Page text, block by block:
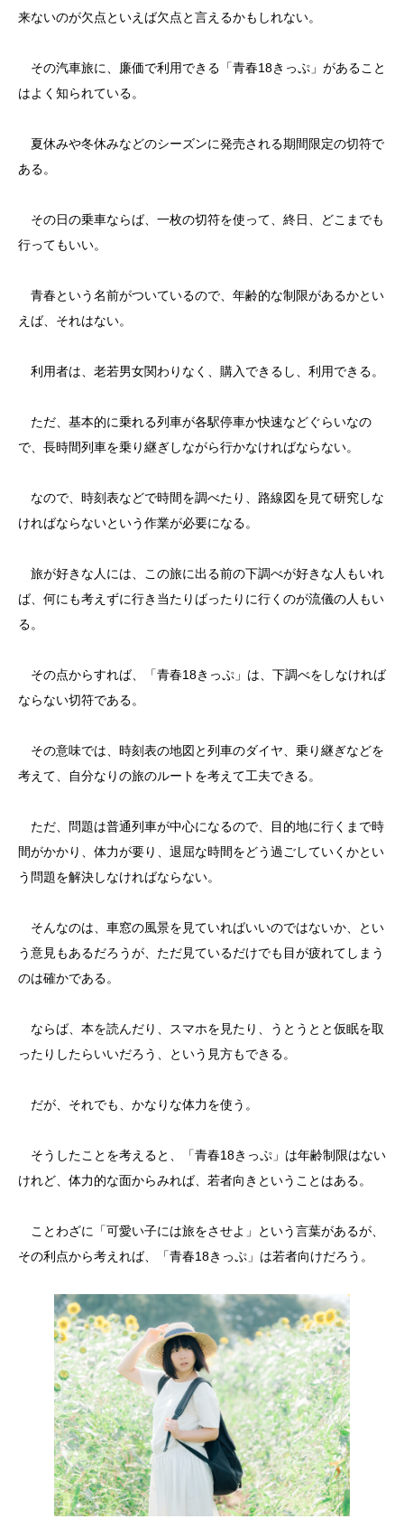
来ないのが欠点といえば欠点と言えるかもしれない。
その汽車旅に、廉価で利用できる「青春18きっぷ」があること
はよく知られている。
夏休みや冬休みなどのシーズンに発売される期間限定の切符で
ある。
その日の乗車ならば、一枚の切符を使って、終日、どこまでも
行ってもいい。
青春という名前がついているので、年齢的な制限があるかとい
えば、それはない。
利用者は、老若男女関わりなく、購入できるし、利用できる。
ただ、基本的に乗れる列車が各駅停車か快速などぐらいなの
で、長時間列車を乗り継ぎしながら行かなければならない。
なので、時刻表などで時間を調べたり、路線図を見て研究しな
ければならないという作業が必要になる。
旅が好きな人には、この旅に出る前の下調べが好きな人もいれ
ば、何にも考えずに行き当たりばったりに行くのが流儀の人もい
る。
その点からすれば、「青春18きっぷ」は、下調べをしなければ
ならない切符である。
その意味では、時刻表の地図と列車のダイヤ、乗り継ぎなどを
考えて、自分なりの旅のルートを考えて工夫できる。
ただ、問題は普通列車が中心になるので、目的地に行くまで時
間がかかり、体力が要り、退屈な時間をどう過ごしていくかとい
う問題を解決しなければならない。
そんなのは、車窓の風景を見ていればいいのではないか、とい
う意見もあるだろうが、ただ見ているだけでも目が疲れてしまう
のは確かである。
ならば、本を読んだり、スマホを見たり、うとうとと仮眠を取
ったりしたらいいだろう、という見方もできる。
だが、それでも、かなりな体力を使う。
そうしたことを考えると、「青春18きっぷ」は年齢制限はない
けれど、体力的な面からみれば、若者向きということはある。
ことわざに「可愛い子には旅をさせよ」という言葉があるが、
その利点から考えれば、「青春18きっぷ」は若者向けだろう。